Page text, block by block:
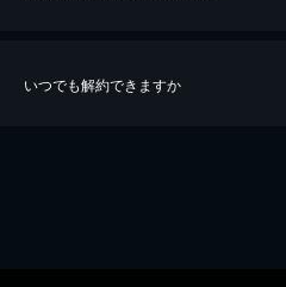
いつでも解約できますか